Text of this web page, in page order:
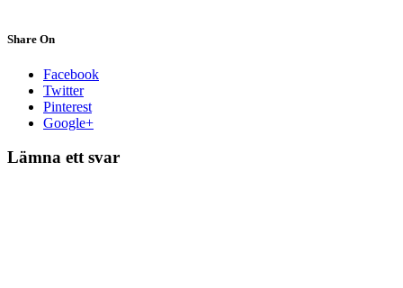
Share On
Facebook
Twitter
Pinterest
Google+
Lämna ett svar